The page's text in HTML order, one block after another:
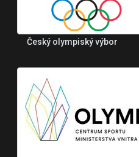
Český olympiský výbor